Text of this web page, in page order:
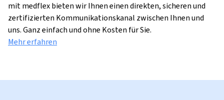
mit medflex bieten wir Ihnen einen direkten, sicheren und
zertifizierten Kommunikationskanal zwischen Ihnen und
uns. Ganz einfach und ohne Kosten für Sie.
Mehr erfahren